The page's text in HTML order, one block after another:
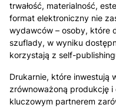
trwałość, materialność,
format elektroniczny nie
wydawców – osoby, które
szuflady, w wyniku
korzystają z self-
Drukarnie, które inwestują
zrównoważoną produkcję
kluczowym partnerem